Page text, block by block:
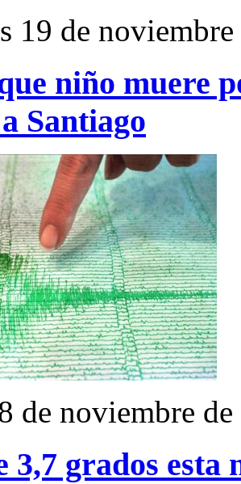
19 de
niño muere
Santiago
de noviembre
3,7 grados esta